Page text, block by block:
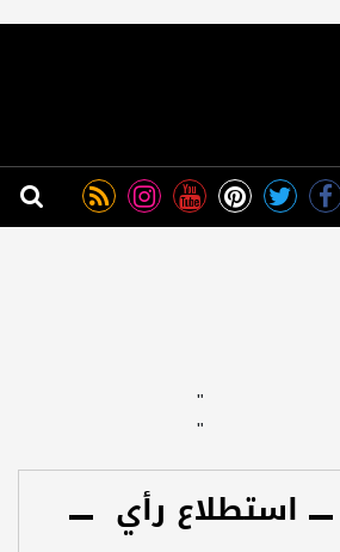
"
"
استطلاع رأي